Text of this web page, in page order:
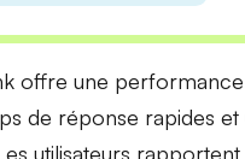
offre une
de réponse rapides et
utilisateurs rapportent